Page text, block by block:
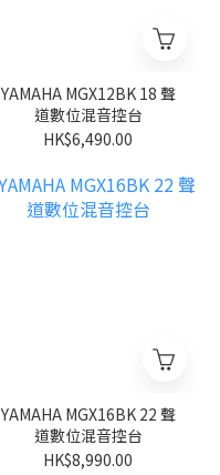
YAMAHA MGX12BK 18 聲
道數位混音控台
HK$6,490.00
YAMAHA MGX16BK 22 聲
道數位混音控台
HK$8,990.00